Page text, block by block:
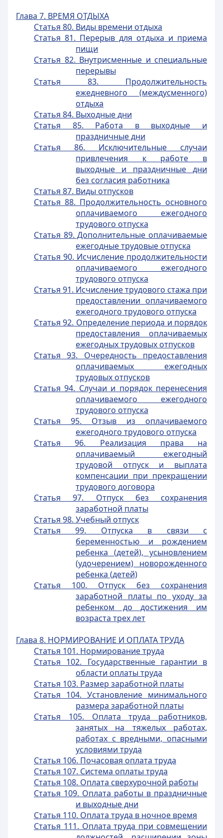
Глава 7. ВРЕМЯ ОТДЫХА
Статья 80. Виды времени отдыха
Статья 81. Перерыв для отдыха и приема
пищи
Статья 82. Внутрисменные и специальные
перерывы
Статья 83. Продолжительность
ежедневного (междусменного)
отдыха
Статья 84. Выходные дни
Статья 85. Работа в выходные и
праздничные дни
Статья 86. Исключительные случаи
привлечения к работе в
выходные и праздничные дни
без согласия работника
Статья 87. Виды отпусков
Статья 88. Продолжительность основного
оплачиваемого ежегодного
трудового отпуска
Статья 89. Дополнительные оплачиваемые
ежегодные трудовые отпуска
Статья 90. Исчисление продолжительности
оплачиваемого ежегодного
трудового отпуска
Статья 91. Исчисление трудового стажа при
предоставлении оплачиваемого
ежегодного трудового отпуска
Статья 92. Определение периода и порядок
предоставления оплачиваемых
ежегодных трудовых отпусков
Статья 93. Очередность предоставления
оплачиваемых ежегодных
трудовых отпусков
Статья 94. Случаи и порядок перенесения
оплачиваемого ежегодного
трудового отпуска
Статья 95. Отзыв из оплачиваемого
ежегодного трудового отпуска
Статья 96. Реализация права на
оплачиваемый ежегодный
трудовой отпуск и выплата
компенсации при прекращении
трудового договора
Статья 97. Отпуск без сохранения
заработной платы
Статья 98. Учебный отпуск
Статья 99. Отпуска в связи с
беременностью и рождением
ребенка (детей), усыновлением
(удочерением) новорожденного
ребенка (детей)
Статья 100. Отпуск без сохранения
заработной платы по уходу за
ребенком до достижения им
возраста трех лет
Глава 8. НОРМИРОВАНИЕ И ОПЛАТА ТРУДА
Статья 101. Нормирование труда
Статья 102. Государственные гарантии в
области оплаты труда
Статья 103. Размер заработной платы
Статья 104. Установление минимального
размера заработной платы
Статья 105. Оплата труда работников,
занятых на тяжелых работах,
работах с вредными, опасными
условиями труда
Статья 106. Почасовая оплата труда
Статья 107. Система оплаты труда
Статья 108. Оплата сверхурочной работы
Статья 109. Оплата работы в праздничные
и выходные дни
Статья 110. Оплата труда в ночное время
Статья 111. Оплата труда при совмещении